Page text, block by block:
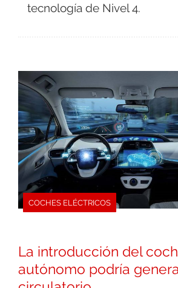
tecnología de Nivel 4.
COCHES ELÉCTRICOS
La introducción del
autónomo podría